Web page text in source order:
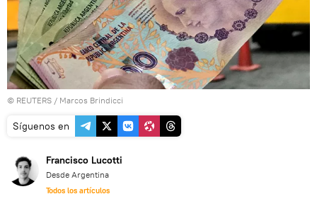
© REUTERS / Marcos Brindicci
Síguenos en
Francisco Lucotti
Desde Argentina
Todos los artículos